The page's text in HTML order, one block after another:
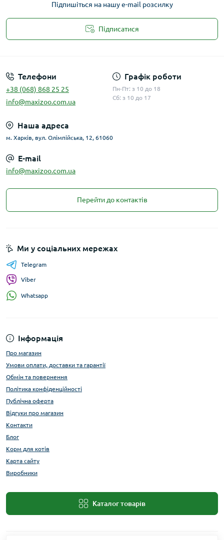
Підпишіться на нашу e-mail розсилку
Підписатися
Телефони
+38 (068) 868 25 25
info@maxizoo.com.ua
Графік роботи
Пн-Пт: з 10 до 18
Сб: з 10 до 17
Наша адреса
м. Харків, вул. Олімпійська, 12, 61060
E-mail
info@maxizoo.com.ua
Перейти до контактів
Інформація
Про магазин
Умови оплати, доставки та гарантії
Обмін та повернення
Політика конфіденційності
Публічна оферта
Відгуки про магазин
Контакти
Блог
Корм для котів
Карта сайту
Виробники
Каталог товарів
Ми у соціальних мережах
Telegram
Viber
Whatsapp